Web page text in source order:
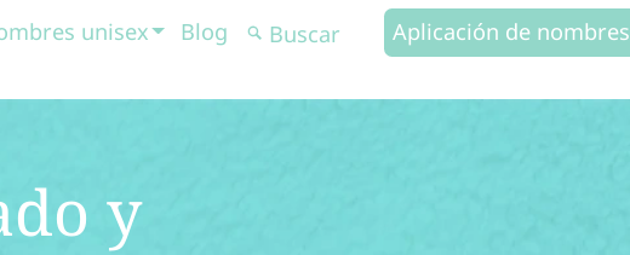
unisex Blog Aplicación de nombres
y